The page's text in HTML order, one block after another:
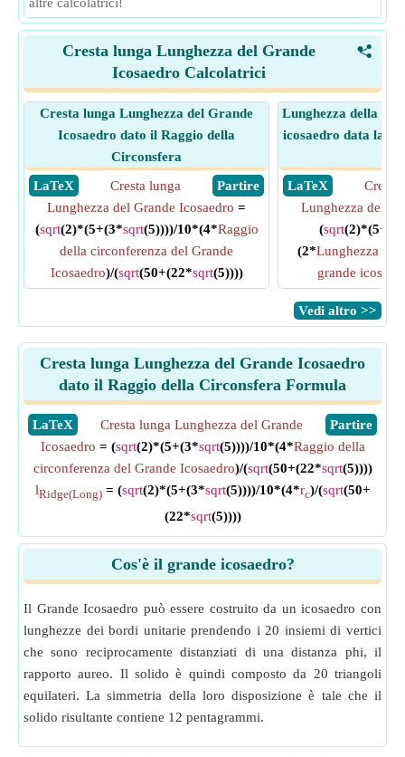
<
Cresta lunga Lunghezza del Grande
Icosaedro Calcolatrici
Cresta lunga Lunghezza del Grande
Icosaedro dato il Raggio della
Circonsfera
​ LaTeX
​ Partire
Cresta lunga
Lunghezza del Grande Icosaedro =
(sqrt(2)*(5+(3*sqrt(5))))/10*(4*Raggio
della circonferenza del Grande
Icosaedro)/(sqrt(50+(22*sqrt(5))))
Lunghezza della
icosaedro data la
​ LaTeX
Cresta
Lunghezza del
(sqrt
(2*Lunghezza
grande
​Vedi altro >>
Cresta lunga Lunghezza del Grande Icosaedro
dato il Raggio della Circonsfera Formula
​LaTeX ​Partire
Cresta lunga Lunghezza del Grande
Icosaedro = (sqrt(2)*(5+(3*sqrt(5))))/10*(4*Raggio della
circonferenza del Grande Icosaedro)/(sqrt(50+(22*sqrt(5))))
lRidge(Long)= (sqrt(2)*(5+(3*sqrt(5))))/10*(4*rc)/(sqrt(50+
(22*sqrt(5))))
Cos'è il grande icosaedro?
Il Grande Icosaedro può essere costruito da un icosaedro con
lunghezze dei bordi unitarie prendendo i 20 insiemi di vertici
che sono reciprocamente distanziati di una distanza phi, il
rapporto aureo. Il solido è quindi composto da 20 triangoli
equilateri. La simmetria della loro disposizione è tale che il
solido risultante contiene 12 pentagrammi.